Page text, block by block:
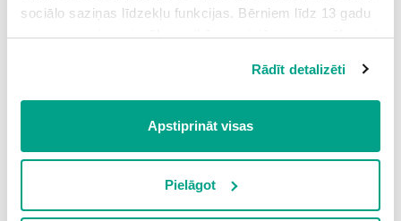
sociālo saziņas līdzekļu funkcijas. Bērniem līdz 13 gadu
vecumam pirms izvēles veikšanas ir jāprasa vecāka vai
Spiežot uz pogas “Apstiprināt visas”, Jūs piekrītat visām
sīkdatnēm, kas atrodas šajā tīmekļa vietnē, ieskaitot
trešo pušu mārketinga sīkdatnes. Spiežot uz pogas
vietnē, izņemot “Nepieciešamās” sīkdatnes, kuru
izmantošanai nav nepieciešams iegūt lietotāja piekrišanu.
Spiežot uz pogas “Apstiprināt izvēlētās”, Jūs varat mainīt
Rādīt detalizēti
Apstiprināt visas
Pielāgot
9.
Demonstrative Pronouns, Correct or Incorrect
sentence – Norādāmie vietniekvārdi
10. Reflexive Pronouns – Atgriezeniskie vietniekvārdi
Grūtības pakāpe: zema
2
11. Listening, Reflexive pronoun – Klausīšanās,
atgriezeniskie vietniekvārdi
Grūtības pakāpe: vidēja
2